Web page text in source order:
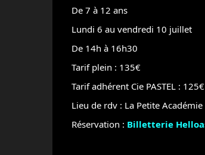
De 7 à 12 ans
Lundi 6 au vendredi 10 juillet
De 14h à 16h30
Tarif plein : 135€
Tarif adhérent Cie PASTEL : 125€
Lieu de rdv : La Petite Académie
Réservation : Billetterie